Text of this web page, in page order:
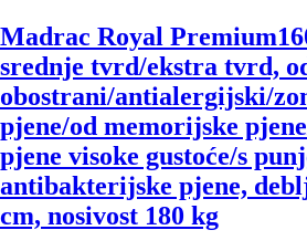
Madrac Royal Premium
srednje tvrd/ekstra tvrd,
obostrani/antialergijski/
pjene/od memorijske
pjene visoke gustoće/s
antibakterijske pjene,
cm, nosivost 180 kg